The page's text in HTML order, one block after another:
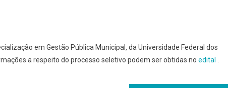
em Gestão Pública Municipal, da Universidade Federal dos
a respeito do processo seletivo podem ser obtidas no edital